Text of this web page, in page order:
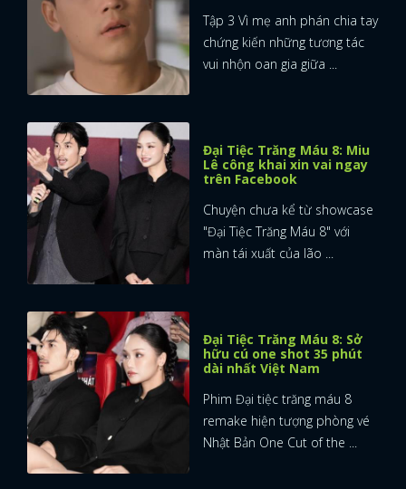
Tập 3 Vì mẹ anh phán chia tay
chứng kiến những tương tác
vui nhộn oan gia giữa ...
Đại Tiệc Trăng Máu 8: Miu
Lê công khai xin vai ngay
trên Facebook
Chuyện chưa kể từ showcase
"Đại Tiệc Trăng Máu 8" với
màn tái xuất của lão ...
Đại Tiệc Trăng Máu 8: Sở
hữu cú one shot 35 phút
dài nhất Việt Nam
Phim Đại tiệc trăng máu 8
remake hiện tượng phòng vé
Nhật Bản One Cut of the ...